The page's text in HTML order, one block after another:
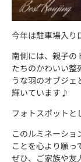
今年は駐車場入り
南側には、親子の
たちのかわいい
うな羽のオブジェ
輝いています♪
フォトスポットと
このルミネーショ
ことを心より願っ
ぜひ、ご家族や友